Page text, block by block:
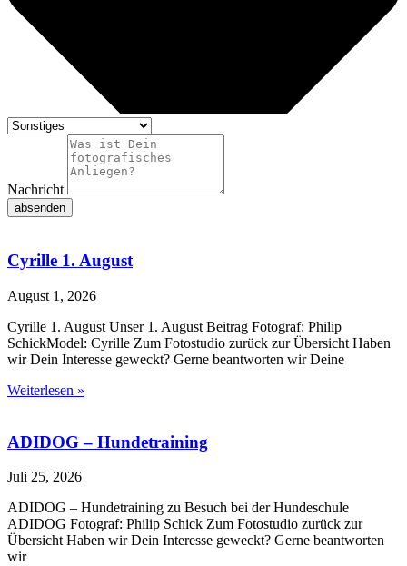
Nachricht
absenden
Cyrille 1. August
August 1, 2026
Cyrille 1. August Unser 1. August Beitrag Fotograf: Philip
SchickModel: Cyrille Zum Fotostudio zurück zur Übersicht Haben
wir Dein Interesse geweckt? Gerne beantworten wir Deine
Weiterlesen »
ADIDOG – Hundetraining
Juli 25, 2026
ADIDOG – Hundetraining zu Besuch bei der Hundeschule
ADIDOG Fotograf: Philip Schick Zum Fotostudio zurück zur
Übersicht Haben wir Dein Interesse geweckt? Gerne beantworten
wir